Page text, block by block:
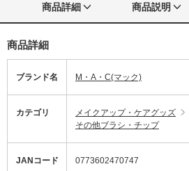
商品詳細 商品説明
商品詳細
ブランド名 M・A・C(マック)
カテゴリ メイクアップ・ケアグッズ
その他ブラシ・チップ
JANコード 0773602470747